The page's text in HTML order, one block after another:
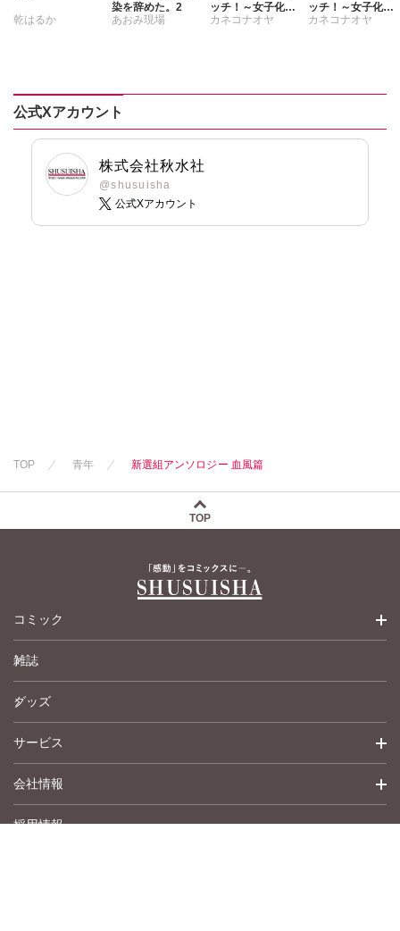
乾はるか
染を辞めた。2
あおみ現場
ッチ！～女子化の
魔法と異世界生活
カネコナオヤ
ッチ！～女子化の
魔法と異世界生活
カネコナオヤ
公式Xアカウント
株式会社秋水社
@shusuisha
公式Xアカウント
TOP 青年 新選組アンソロジー 血風篇
TOP
コミック
少女コミック
女性コミック
ペットコミック
青年コミック
英語版コミック
雑誌
グッズ
サービス
詳細検索
履歴
会社情報
トップメッセージ
採用情報